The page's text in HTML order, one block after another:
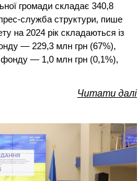
громади складає 340,8
служба структури, пише
на 2024 рік складаються із
— 229,3 млн грн (67%),
фонду — 1,0 млн грн (0,1%),
Читати далі